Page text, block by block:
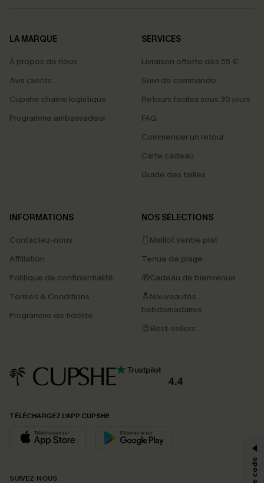
LA MARQUE
À propos de nous
Avis clients
Cupshe chaîne logistique
Programme ambassadeur
SERVICES
Livraison offerte dès 55 €
Suivi de commande
Retours faciles sous 30 jours
FAQ
Commencer un retour
Carte cadeau
Guide des tailles
INFORMATIONS
Contactez-nous
Affiliation
Politique de confidentialité
Termes & Conditions
Programme de fidélité
NOS SÉLECTIONS
🩱Maillot ventre plat
Tenue de plage
🎁Cadeau de bienvenue
🔝Nouveautés
hebdomadaires
😍Best-sellers
4.4
TÉLÉCHARGEZ L’APP CUPSHE
SUIVEZ-NOUS
PROFITEZ DE -15%
-15% dès 2 Achetés par E-mail